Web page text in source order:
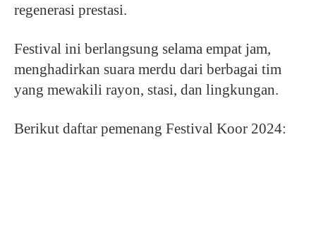
regenerasi prestasi.
Festival ini berlangsung selama empat jam,
menghadirkan suara merdu dari berbagai tim
yang mewakili rayon, stasi, dan lingkungan.
Berikut daftar pemenang Festival Koor 2024: